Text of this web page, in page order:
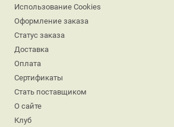
Использование Cookies
Оформление заказа
Статус заказа
Доставка
Оплата
Сертификаты
Стать поставщиком
О сайте
Клуб